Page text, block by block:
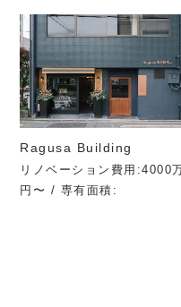
Ragusa Building
リノベーション費用:4000
円〜 / 専有面積: